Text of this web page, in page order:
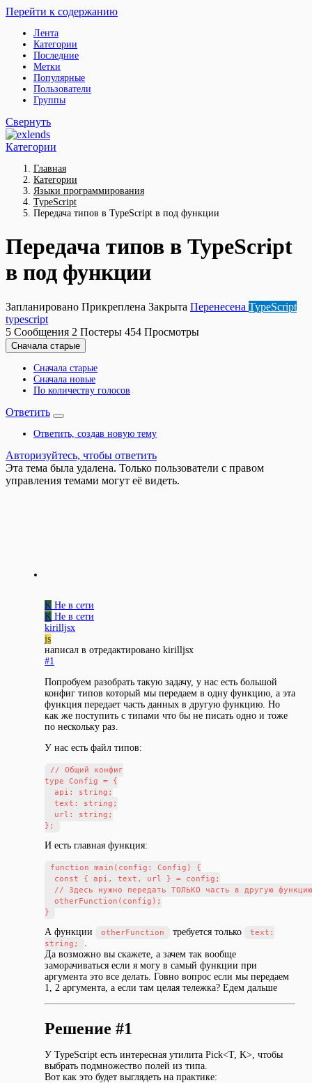
Перейти к содержанию
Лента
Категории
Последние
Метки
Популярные
Пользователи
Группы
Свернуть
Категории
Главная
Категории
Языки программирования
TypeScript
Передача типов в TypeScript в под функции
Передача типов в TypeScript
в под функции
Запланировано Прикреплена Закрыта Перенесена TypeScript
typescript
5 Сообщения 2 Постеры 454 Просмотры
Сначала старые
Сначала старые
Сначала новые
По количеству голосов
Ответить
Ответить, создав новую тему
Авторизуйтесь, чтобы ответить
Эта тема была удалена. Только пользователи с правом
управления темами могут её видеть.
K Не в сети
K Не в сети
kirilljsx
js
написал в отредактировано kirilljsx
#1
Попробуем разобрать такую задачу, у нас есть большой
конфиг типов который мы передаем в одну функцию, а эта
функция передает часть данных в другую функцию. Но
как же поступить с типами что бы не писать одно и тоже
по нескольку раз.
У нас есть файл типов:
// Общий конфиг
type Config = {
  api: string;
  text: string;
  url: string;
И есть главная функция:
function main(config: Config) {
  const { api, text, url } = config;
  // Здесь нужно передать ТОЛЬКО часть в другую функцию
  otherFunction(config);
А функции otherFunction требуется только
text:
string;
Да возможно вы скажете, а зачем так вообще
заморачиваться если я могу в самый функции при
аргумента это все делать. Говно вопрос если мы передаем
1, 2 аргумента, а если там целая тележка? Едем дальше
Решение #1
У TypeScript есть интересная утилита Pick<T, K>, чтобы
выбрать подмножество полей из типа.
Вот как это будет выглядеть на практике: